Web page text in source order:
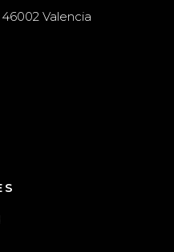
Valencia